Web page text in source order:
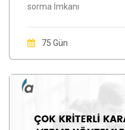
sorma İmkanı
75 Gün